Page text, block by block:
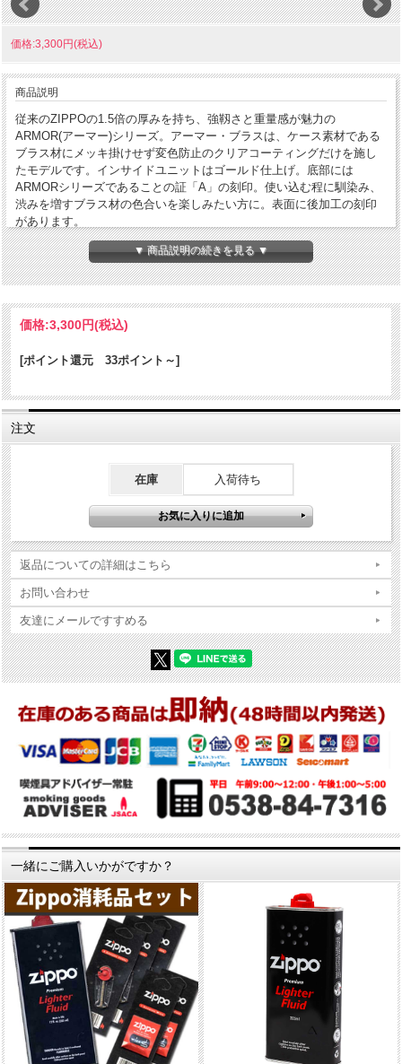
価格:3,300円(税込)
商品説明
従来のZIPPOの1.5倍の厚みを持ち、強靱さと重量感が魅力の
ARMOR(アーマー)シリーズ。アーマー・ブラスは、ケース素材である
ブラス材にメッキ掛けせず変色防止のクリアコーティングだけを施し
たモデルです。インサイドユニットはゴールド仕上げ。底部には
ARMORシリーズであることの証「A」の刻印。使い込む程に馴染み、
渋みを増すブラス材の色合いを楽しみたい方に。表面に後加工の刻印
があります。
コンディション [C]使用感あり傷汚れあり
製造国 アメリカ合衆国
説明書等:あり
商品コンディションの詳細な説明
※Zippo本体の底（ボトム）の製造年・月とインサイドユニットの製造
年・月は、一致しない場合がございます。ストックを利用する関係上
ずれが生じます(場合によっては数年)。
※当店では真贋確認の上、簡易クリーニング、フリントの発火ができ
写真やコンディション説明をご確認の上ご購入ください。
▼ 商品説明の続きを見る ▼
価格:3,300円(税込)
[ポイント還元 33ポイント～]
注文
在庫 入荷待ち
返品についての詳細はこちら
お問い合わせ
友達にメールですすめる
一緒にご購入いかがですか？